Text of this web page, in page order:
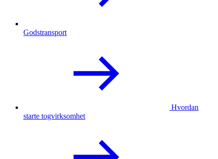
Godstransport
Hvordan
starte togvirksomhet